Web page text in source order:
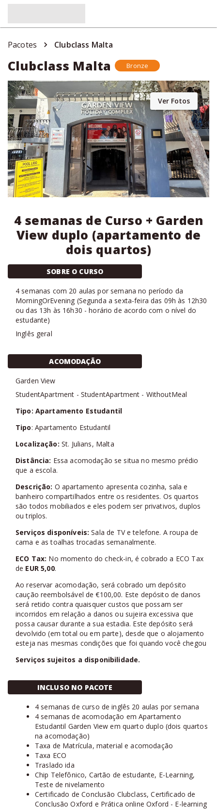
Pacotes Clubclass Malta
Clubclass Malta Bronze
Ver Fotos
4 semanas de Curso + Garden
View duplo (apartamento de
dois quartos)
SOBRE O CURSO
4 semanas com 20 aulas por semana no período da
MorningOrEvening (Segunda a sexta-feira das 09h às 12h30
ou das 13h às 16h30 - horário de acordo com o nível do
estudante)
Inglês geral
ACOMODAÇÃO
Garden View
StudentApartment - StudentApartment - WithoutMeal
Tipo: Apartamento Estudantil
Tipo: Apartamento Estudantil
Localização: St. Julians, Malta
Distância: Essa acomodação se situa no mesmo prédio
que a escola.
Descrição: O apartamento apresenta cozinha, sala e
banheiro compartilhados entre os residentes. Os quartos
são todos mobiliados e eles podem ser privativos, duplos
ou triplos.
Serviços disponíveis: Sala de TV e telefone. A roupa de
cama e as toalhas trocadas semanalmente.
ECO Tax: No momento do check-in, é cobrado a ECO Tax
de EUR 5,00.
Ao reservar acomodação, será cobrado um depósito
caução reembolsável de €100,00. Este depósito de danos
será retido contra quaisquer custos que possam ser
incorridos em relação a danos ou sujeira excessiva que
possa causar durante a sua estadia. Este depósito será
devolvido (em total ou em parte), desde que o alojamento
esteja nas mesmas condições que foi quando você chegou
Serviços sujeitos a disponibilidade.
INCLUSO NO PACOTE
4 semanas de curso de inglês 20 aulas por semana
4 semanas de acomodação em Apartamento
Estudantil Garden View em quarto duplo (dois quartos
na acomodação)
Taxa de Matrícula, material e acomodação
Taxa ECO
Traslado ida
Chip Telefônico, Cartão de estudante, E-Learning,
Teste de nivelamento
Certificado de Conclusão Clubclass, Certificado de
Conclusão Oxford e Prática online Oxford - E-learning